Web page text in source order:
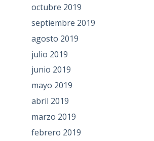
octubre 2019
septiembre 2019
agosto 2019
julio 2019
junio 2019
mayo 2019
abril 2019
marzo 2019
febrero 2019